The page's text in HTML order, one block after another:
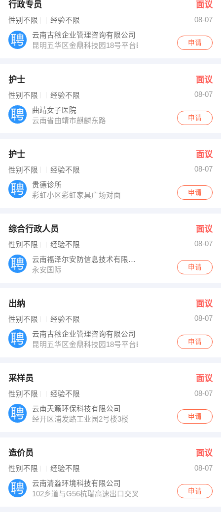
行政专员 面议
性别不限 经验不限
08-07
云南古秾企业管理咨询有限公司
昆明五华区金鼎科技园18号平台B座大象艺术中心申请
护士 面议
性别不限 经验不限
08-07
曲靖女子医院
云南省曲靖市麒麟东路
申请
护士 面议
性别不限 经验不限
08-07
贵德诊所
彩虹小区彩虹家具广场对面
申请
综合行政人员 面议
性别不限 经验不限
08-07
云南福泽尔安防信息技术有限公司
永安国际
申请
出纳 面议
性别不限 经验不限
08-07
云南古秾企业管理咨询有限公司
昆明五华区金鼎科技园18号平台B座大象艺术中心申请
采样员 面议
性别不限 经验不限
08-07
云南天籁环保科技有限公司
经开区浦发路工业园2号楼3楼
申请
造价员 面议
性别不限 经验不限
08-07
云南清淼环境科技有限公司
102乡道与G56杭瑞高速出口交叉口东南150米
申请